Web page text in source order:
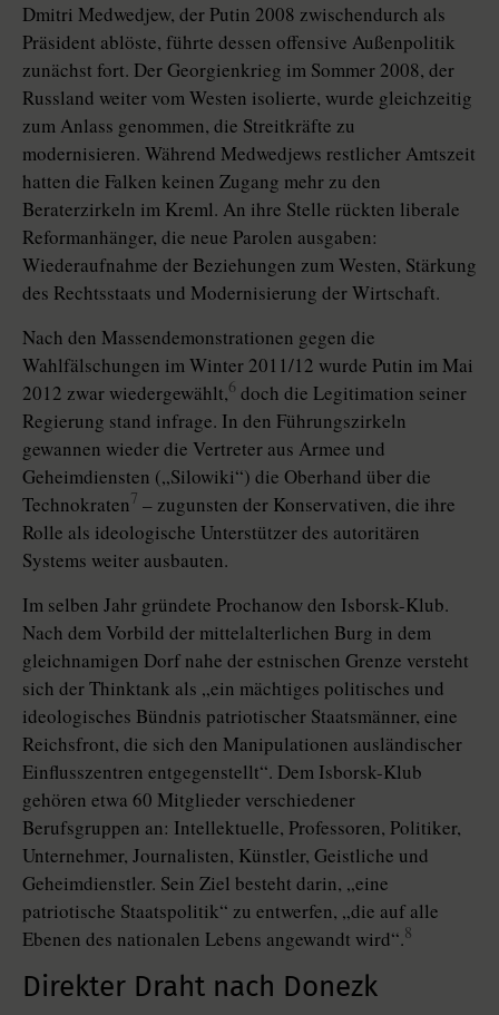
Dmitri Medwedjew, der Putin 2008 zwischendurch als
Präsident ablöste, führte dessen offensive Außenpolitik
zunächst fort. Der Georgienkrieg im Sommer 2008, der
Russland weiter vom Westen isolierte, wurde gleichzeitig
zum Anlass genommen, die Streitkräfte zu
modernisieren. Während Medwedjews restlicher Amtszeit
hatten die Falken keinen Zugang mehr zu den
Beraterzirkeln im Kreml. An ihre Stelle rückten liberale
Reformanhänger, die neue Parolen ausgaben:
Wiederaufnahme der Beziehungen zum Westen, Stärkung
des Rechtsstaats und Modernisierung der Wirtschaft.
Nach den Massendemonstrationen gegen die
Wahlfälschungen im Winter 2011/12 wurde Putin im Mai
2012 zwar wiedergewählt,6 doch die Legitimation seiner
Regierung stand infrage. In den Führungszirkeln
gewannen wieder die Vertreter aus Armee und
Geheimdiensten („Silowiki“) die Oberhand über die
Technokraten7 – zugunsten der Konservativen, die ihre
Rolle als ideologische Unterstützer des autoritären
Systems weiter ausbauten.
Im selben Jahr gründete Prochanow den Isborsk-Klub.
Nach dem Vorbild der mittelalterlichen Burg in dem
gleichnamigen Dorf nahe der estnischen Grenze versteht
sich der Thinktank als „ein mächtiges politisches und
ideologisches Bündnis patriotischer Staatsmänner, eine
Reichsfront, die sich den Manipulationen ausländischer
Einflusszentren entgegenstellt“. Dem Isborsk-Klub
gehören etwa 60 Mitglieder verschiedener
Berufsgruppen an: Intellektuelle, Professoren, Politiker,
Unternehmer, Journalisten, Künstler, Geistliche und
Geheimdienstler. Sein Ziel besteht darin, „eine
patriotische Staatspolitik“ zu entwerfen, „die auf alle
Ebenen des nationalen Lebens angewandt wird“.8
Direkter Draht nach Donezk